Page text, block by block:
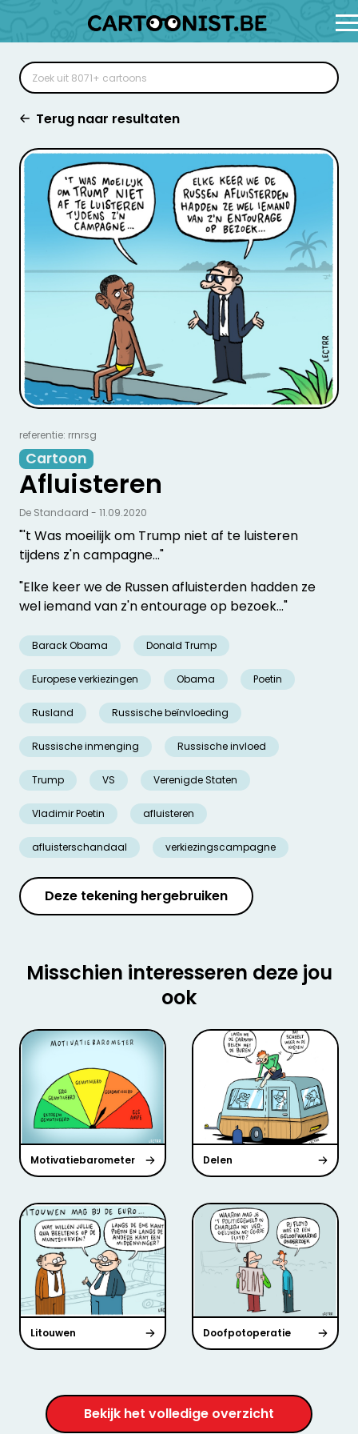
Terug naar resultaten
referentie: rrnrsg
Cartoon
Afluisteren
"'t Was moeilijk om Trump niet af te luisteren
tijdens z'n campagne..."
"Elke keer we de Russen afluisterden hadden ze
wel iemand van z'n entourage op bezoek..."
Barack Obama Donald Trump
Europese verkiezingen Obama Poetin
Rusland Russische beïnvloeding
Russische inmenging Russische invloed
Trump VS Verenigde Staten
Vladimir Poetin afluisteren
afluisterschandaal verkiezingscampagne
De Standaard - 11.09.2020
Deze tekening hergebruiken
Misschien interesseren deze jou
ook
Motivatiebarometer Delen
Litouwen Doofpotoperatie
Bekijk het volledige overzicht